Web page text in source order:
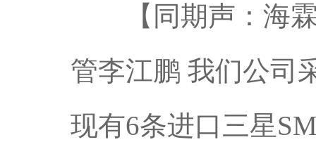
【同期声：海霖
管李江鹏 我们公司
现有6条进口三星